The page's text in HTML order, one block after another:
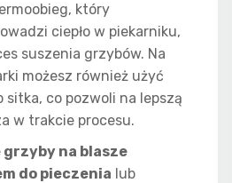
który
ciepło w piekarniku,
suszenia grzybów. Na
możesz również użyć
co pozwoli na lepszą
w trakcie procesu.
grzyby na blasze
do pieczenia lub